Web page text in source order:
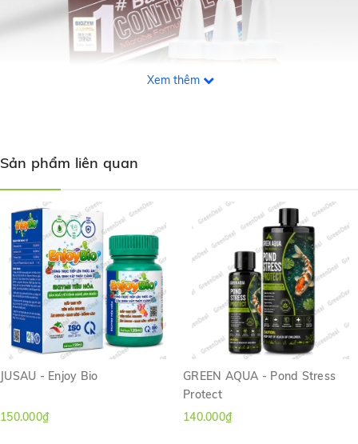
chữa bệnh hiện tại trên thị trường, là một trong những sự lựa chọn
tốt nhất để thay thế các dòng sản phẩm hóa học và kháng sinh.
Đây là dòng sản phẩm sinh học tinh khiết, không kháng thuốc,
không tác dụng phụ trên cá, không gây hại vi khuẩn Nitrate hóa và
có thể được sử dụng cho nhiều loại cá cảnh giá trị cao nhạy cảm với
thuốc như cá Rồng, cá Đuối, Koi, cá nhỏ, cá da trơn và các loại cá
khác.
Xem thêm
Sản phẩm liên quan
JUSAU - Enjoy Bio
150.000₫
GREEN AQUA - Pond Stress
Protect
140.000₫